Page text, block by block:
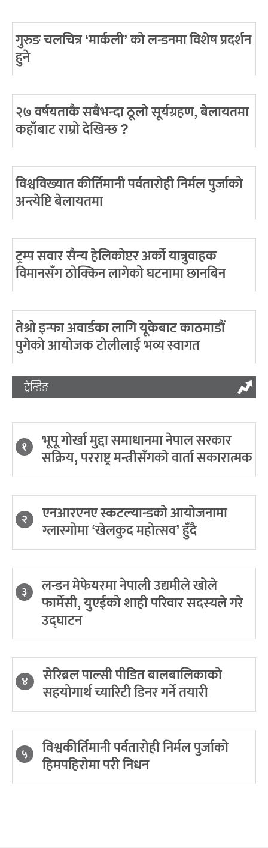
गुरुङ चलचित्र ‘मार्कली’ को लन्डनमा विशेष प्रदर्शन
हुने
२७ वर्षयताकै सबैभन्दा ठूलो सूर्यग्रहण, बेलायतमा
कहाँबाट राम्रो देखिन्छ ?
विश्वविख्यात कीर्तिमानी पर्वतारोही निर्मल पुर्जाको
अन्त्येष्टि बेलायतमा
ट्रम्प सवार सैन्य हेलिकोप्टर अर्को यात्रुवाहक
विमानसँग ठोक्किन लागेको घटनामा छानबिन
तेश्रो इन्फा अवार्डका लागि यूकेबाट काठमाडौं
पुगेको आयोजक टोलीलाई भव्य स्वागत
ट्रेन्डिङ
१ भूपू गोर्खा मुद्दा समाधानमा नेपाल सरकार
सक्रिय, परराष्ट्र मन्त्रीसँगको वार्ता सकारात्मक
२ एनआरएनए स्कटल्यान्डको आयोजनामा
ग्लास्गोमा ‘खेलकुद महोत्सव’ हुँदै
३ लन्डन मेफेयरमा नेपाली उद्यमीले खोले
फार्मेसी, युएईको शाही परिवार सदस्यले गरे
उद्घाटन
४ सेरिब्रल पाल्सी पीडित बालबालिकाको
सहयोगार्थ च्यारिटी डिनर गर्ने तयारी
५ विश्वकीर्तिमानी पर्वतारोही निर्मल पुर्जाको
हिमपहिरोमा परी निधन